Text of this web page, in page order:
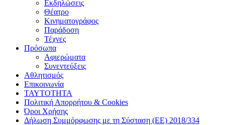
Εκδηλώσεις
Θέατρο
Κινηματογράφος
Παράδοση
Τέχνες
Πρόσωπα
Αφιερώματα
Συνεντεύξεις
Αθλητισμός
Επικοινωνία
ΤΑΥΤΟΤΗΤΑ
Πολιτική Απορρήτου & Cookies
Όροι Χρήσης
Δήλωση Συμμόρφωσης με τη Σύσταση (ΕΕ) 2018/334